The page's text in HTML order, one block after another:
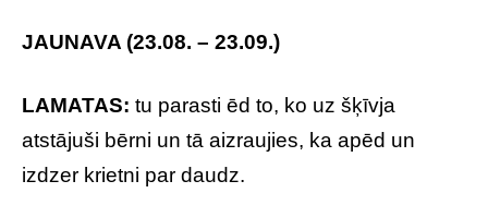
JAUNAVA (23.08. – 23.09.)
LAMATAS: tu parasti ēd to, ko uz šķīvja
atstājuši bērni un tā aizraujies, ka apēd un
izdzer krietni par daudz.